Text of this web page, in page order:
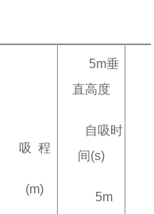
吸 程
(m)
5m垂
直高度
自吸时
间(s)
5m